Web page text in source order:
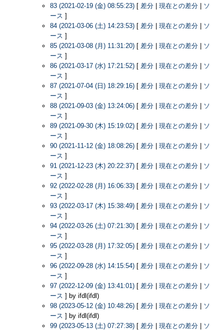
83 (2021-02-19 (金) 08:55:23) [ 差分 現在との差分
ソ
ース ]
84 (2021-03-06 (土) 14:23:53) [ 差分 現在との差分
ソ
ース ]
85 (2021-03-08 (月) 11:31:20) [ 差分 現在との差分
ソ
ース ]
86 (2021-03-17 (水) 17:21:52) [ 差分 現在との差分
ソ
ース ]
87 (2021-07-04 (日) 18:29:16) [ 差分 現在との差分
ソ
ース ]
88 (2021-09-03 (金) 13:24:06) [ 差分 現在との差分
ソ
ース ]
89 (2021-09-30 (木) 15:19:02) [ 差分 現在との差分
ソ
ース ]
90 (2021-11-12 (金) 18:08:26) [ 差分 現在との差分
ソ
ース ]
91 (2021-12-23 (木) 20:22:37) [ 差分 現在との差分
ソ
ース ]
92 (2022-02-28 (月) 16:06:33) [ 差分 現在との差分
ソ
ース ]
93 (2022-03-17 (木) 15:38:49) [ 差分 現在との差分
ソ
ース ]
94 (2022-03-26 (土) 07:21:30) [ 差分 現在との差分
ソ
ース ]
95 (2022-03-28 (月) 17:32:05) [ 差分 現在との差分
ソ
ース ]
96 (2022-09-28 (水) 14:15:54) [ 差分 現在との差分
ソ
ース ]
97 (2022-12-09 (金) 13:41:01) [ 差分 現在との差分
ソ
ース ] by ifdl(ifdl)
98 (2023-05-12 (金) 10:48:26) [ 差分 現在との差分
ソ
ース ] by ifdl(ifdl)
99 (2023-05-13 (土) 07:27:38) [ 差分 現在との差分
ソ